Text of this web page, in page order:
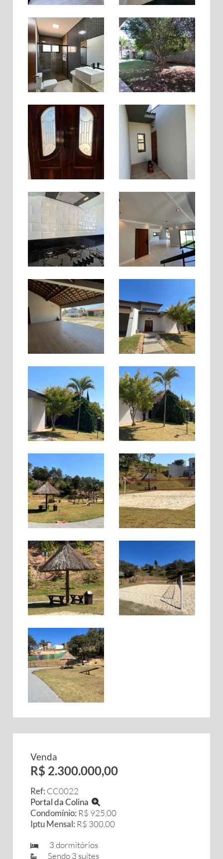
Venda
R$ 2.300.000,00
Ref: CC0022
Portal da Colina
Condomínio: R$ 925,00
Iptu Mensal: R$ 300,00
3 dormitórios
Sendo 3 suítes